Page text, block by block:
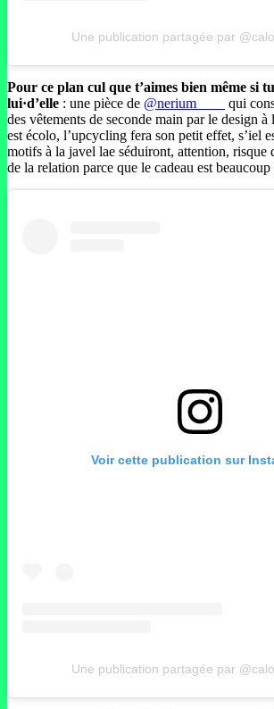
Une publication partagée par
Pour ce plan cul que t’aimes bien même si
lui·d’elle : une pièce de @nerium____
qui
des vêtements de seconde main par le design à
est écolo, l’upcycling fera son petit effet, s’iel
motifs à la javel lae séduiront, attention, risque
de la relation parce que le cadeau est
Voir cette publication sur
Une publication partagée par